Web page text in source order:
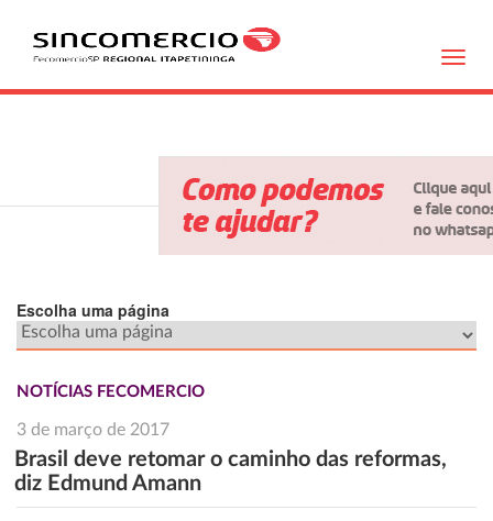
Escolha uma página
NOTÍCIAS FECOMERCIO
3 de março de 2017
Brasil deve retomar o caminho das reformas,
diz Edmund Amann